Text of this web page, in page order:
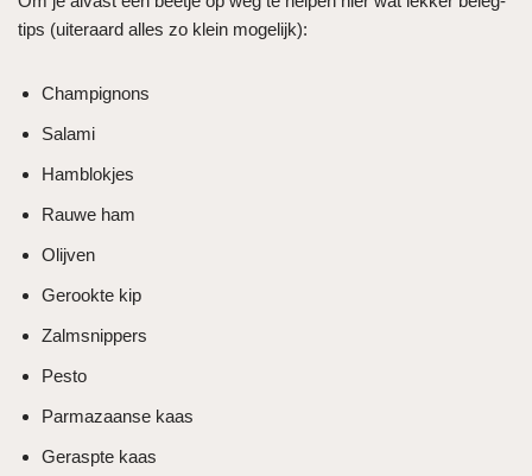
tips (uiteraard alles zo klein mogelijk):
Champignons
Salami
Hamblokjes
Rauwe ham
Olijven
Gerookte kip
Zalmsnippers
Pesto
Parmazaanse kaas
Geraspte kaas